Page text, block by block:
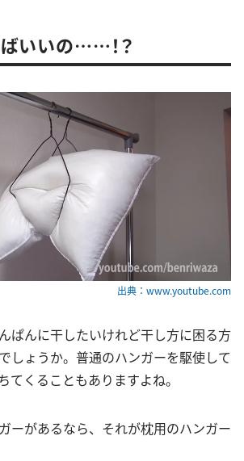
いいの……！？
出典：www.youtube.com
ぱんに干したいけれど干し方に困る方
しょうか。普通のハンガーを駆使して
てくることもありますよね。
ーがあるなら、それが枕用のハンガー